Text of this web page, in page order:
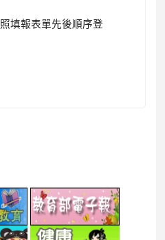
填報表單先後順序登
link
to
http://12basic.edu.tw/
link